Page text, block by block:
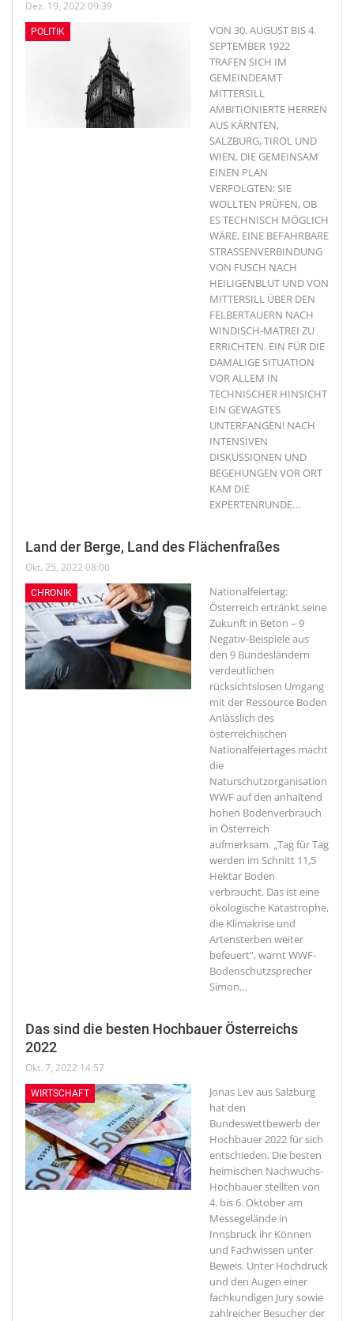
Dez. 19, 2022 09:39
POLITIK
VON 30. AUGUST BIS 4.
SEPTEMBER 1922
TRAFEN SICH IM
GEMEINDEAMT
MITTERSILL
AMBITIONIERTE HERREN
AUS KÄRNTEN,
SALZBURG, TIROL UND
WIEN, DIE GEMEINSAM
EINEN PLAN
VERFOLGTEN: SIE
WOLLTEN PRÜFEN, OB
ES TECHNISCH MÖGLICH
WÄRE, EINE BEFAHRBARE
STRASSENVERBINDUNG
VON FUSCH NACH
HEILIGENBLUT UND VON
MITTERSILL ÜBER DEN
FELBERTAUERN NACH
WINDISCH-MATREI ZU
ERRICHTEN. EIN FÜR DIE
DAMALIGE SITUATION
VOR ALLEM IN
TECHNISCHER HINSICHT
EIN GEWAGTES
UNTERFANGEN! NACH
INTENSIVEN
DISKUSSIONEN UND
BEGEHUNGEN VOR ORT
KAM DIE
EXPERTENRUNDE…
Land der Berge, Land des Flächenfraßes
Okt. 25, 2022 08:00
CHRONIK
Nationalfeiertag:
Österreich ertränkt seine
Zukunft in Beton – 9
Negativ-Beispiele aus
den 9 Bundesländern
verdeutlichen
rücksichtslosen Umgang
mit der Ressource Boden
Anlässlich des
österreichischen
Nationalfeiertages macht
die
Naturschutzorganisation
WWF auf den anhaltend
hohen Bodenverbrauch
in Österreich
aufmerksam. „Tag für Tag
werden im Schnitt 11,5
Hektar Boden
verbraucht. Das ist eine
ökologische Katastrophe,
die Klimakrise und
Artensterben weiter
befeuert”, warnt WWF-
Bodenschutzsprecher
Simon…
Das sind die besten Hochbauer Österreichs
2022
Okt. 7, 2022 14:57
WIRTSCHAFT
Jonas Lev aus Salzburg
hat den
Bundeswettbewerb der
Hochbauer 2022 für sich
entschieden. Die besten
heimischen Nachwuchs-
Hochbauer stellten von
4. bis 6. Oktober am
Messegelände in
Innsbruck ihr Können
und Fachwissen unter
Beweis. Unter Hochdruck
und den Augen einer
fachkundigen Jury sowie
zahlreicher Besucher der